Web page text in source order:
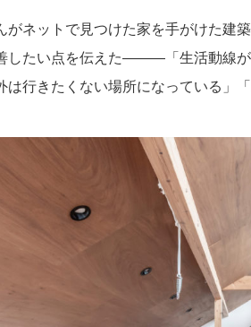
がネットで見つけた家を手がけた建
したい点を伝えた―――「生活動線
は行きたくない場所になっている」